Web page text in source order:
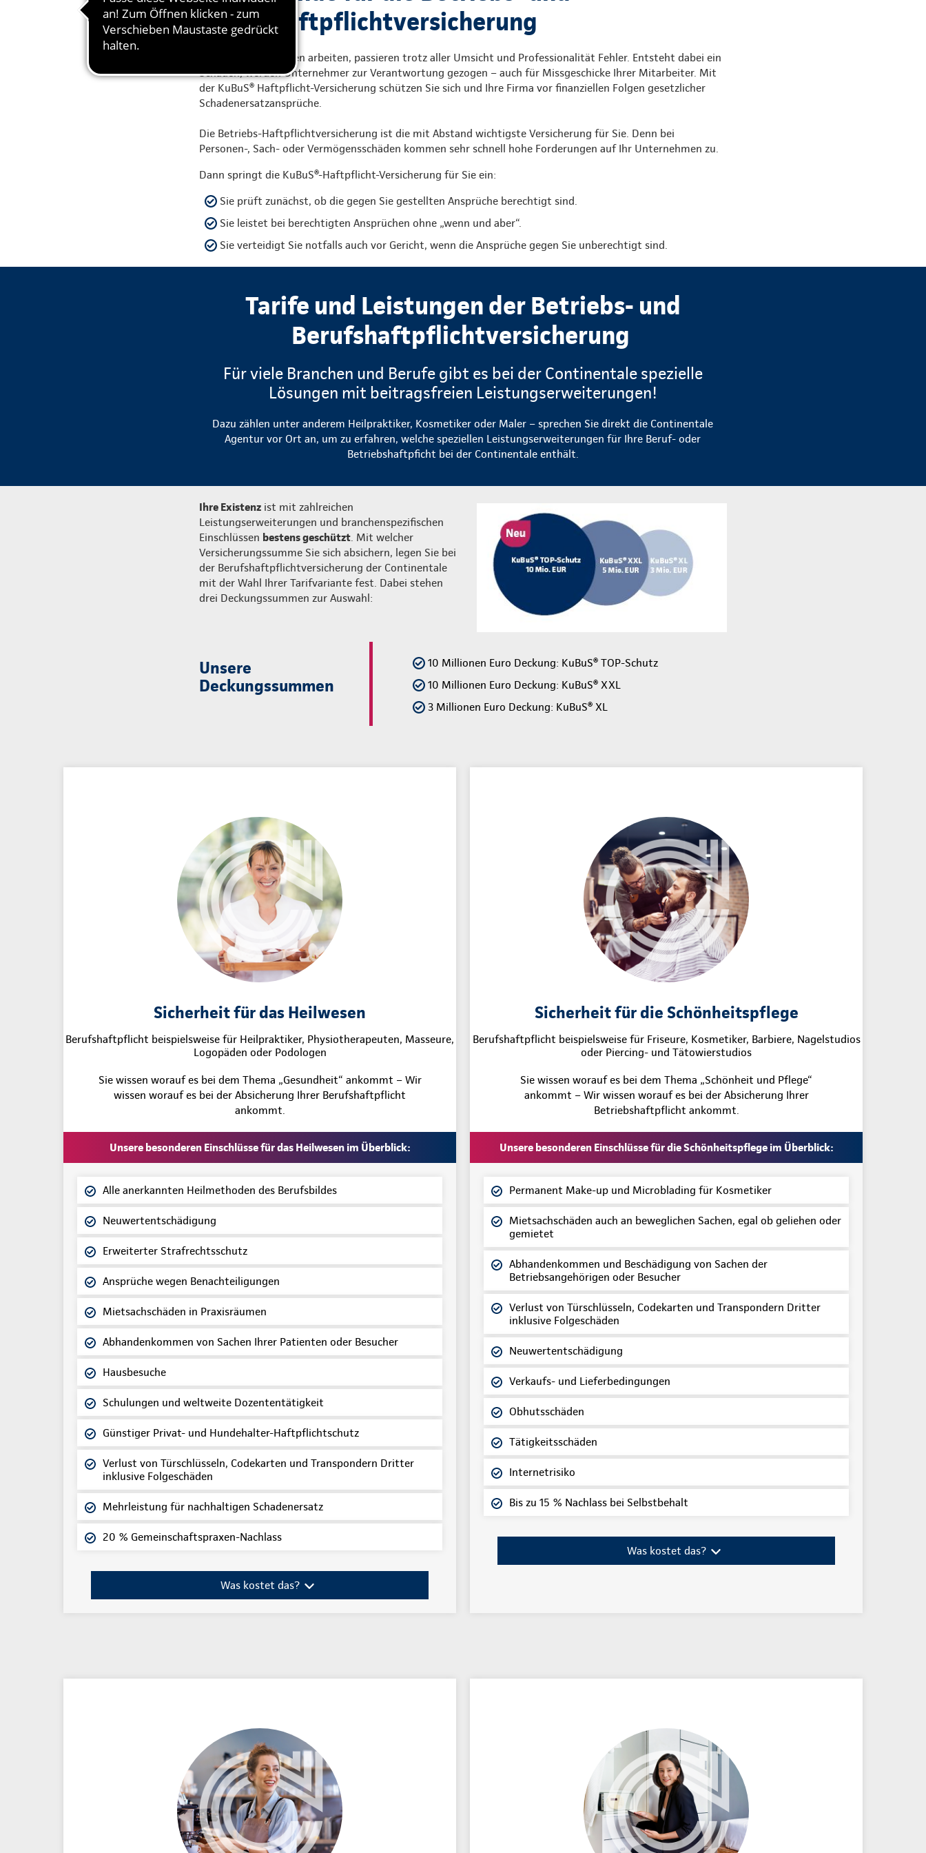
Berufshaftpflichtversicherung
Überall, wo Menschen arbeiten, passieren trotz aller Umsicht und Professionalität Fehler. Entsteht dabei ein
Schaden, werden Unternehmer zur Verantwortung gezogen – auch für Missgeschicke Ihrer Mitarbeiter. Mit
der KuBuS® Haftpflicht-Versicherung schützen Sie sich und Ihre Firma vor finanziellen Folgen gesetzlicher
Schadenersatzansprüche.
Die Betriebs-Haftpflichtversicherung ist die mit Abstand wichtigste Versicherung für Sie. Denn bei
Personen-, Sach- oder Vermögensschäden kommen sehr schnell hohe Forderungen auf Ihr Unternehmen zu.
Dann springt die KuBuS®-Haftpflicht-Versicherung für Sie ein:
Sie prüft zunächst, ob die gegen Sie gestellten Ansprüche berechtigt sind.
Sie leistet bei berechtigten Ansprüchen ohne „wenn und aber“.
Sie verteidigt Sie notfalls auch vor Gericht, wenn die Ansprüche gegen Sie unberechtigt sind.
Tarife und Leistungen der Betriebs- und
Berufshaftpflichtversicherung
Für viele Branchen und Berufe gibt es bei der Continentale spezielle
Lösungen mit beitragsfreien Leistungserweiterungen!
Dazu zählen unter anderem Heilpraktiker, Kosmetiker oder Maler – sprechen Sie direkt die Continentale
Agentur vor Ort an, um zu erfahren, welche speziellen Leistungserweiterungen für Ihre Beruf- oder
Betriebshaftpficht bei der Continentale enthält.
Ihre Existenzist mit zahlreichen
Leistungserweiterungen und branchenspezifischen
Einschlüssen bestens geschützt. Mit welcher
Versicherungssumme Sie sich absichern, legen Sie bei
der Berufshaftpflichtversicherung der Continentale
mit der Wahl Ihrer Tarifvariante fest. Dabei stehen
drei Deckungssummen zur Auswahl:
Unsere
Deckungssummen
10 Millionen Euro Deckung: KuBuS® TOP-Schutz
10 Millionen Euro Deckung: KuBuS® XXL
3 Millionen Euro Deckung: KuBuS® XL
Sicherheit für das Heilwesen
Berufshaftpflicht beispielsweise für Heilpraktiker, Physiotherapeuten, Masseure,
Logopäden oder Podologen
Sie wissen worauf es bei dem Thema „Gesundheit“ ankommt – Wir
wissen worauf es bei der Absicherung Ihrer Berufshaftpflicht
ankommt.
Unsere besonderen Einschlüsse für das Heilwesen im Überblick:
Alle anerkannten Heilmethoden des Berufsbildes
Neuwertentschädigung
Erweiterter Strafrechtsschutz
Ansprüche wegen Benachteiligungen
Mietsachschäden in Praxisräumen
Abhandenkommen von Sachen Ihrer Patienten oder Besucher
Hausbesuche
Schulungen und weltweite Dozententätigkeit
Günstiger Privat- und Hundehalter-Haftpflichtschutz
Verlust von Türschlüsseln, Codekarten und Transpondern Dritter
inklusive Folgeschäden
Mehrleistung für nachhaltigen Schadenersatz
20 % Gemeinschaftspraxen-Nachlass
Was kostet das?
Sicherheit für die Schönheitspflege
Berufshaftpflicht beispielsweise für Friseure, Kosmetiker, Barbiere, Nagelstudios
oder Piercing- und Tätowierstudios
Sie wissen worauf es bei dem Thema „Schönheit und Pflege“
ankommt – Wir wissen worauf es bei der Absicherung Ihrer
Betriebshaftpflicht ankommt.
Unsere besonderen Einschlüsse für die Schönheitspflege im Überblick:
Permanent Make-up und Microblading für Kosmetiker
Mietsachschäden auch an beweglichen Sachen, egal ob geliehen oder
gemietet
Abhandenkommen und Beschädigung von Sachen der
Betriebsangehörigen oder Besucher
Verlust von Türschlüsseln, Codekarten und Transpondern Dritter
inklusive Folgeschäden
Neuwertentschädigung
Verkaufs- und Lieferbedingungen
Obhutsschäden
Tätigkeitsschäden
Internetrisiko
Bis zu 15 % Nachlass bei Selbstbehalt
Was kostet das?